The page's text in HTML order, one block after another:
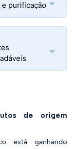
e purificação
de origem
está ganhando